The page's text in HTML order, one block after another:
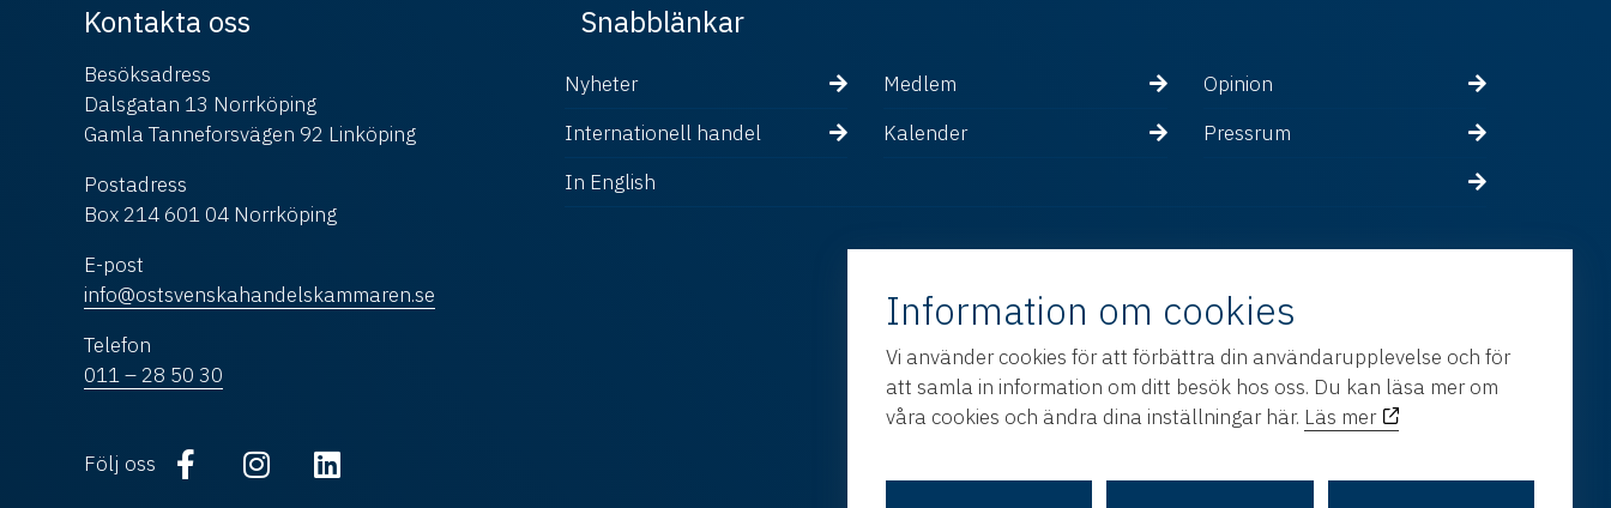
Kontakta oss
Besöksadress
Dalsgatan 13 Norrköping
Gamla Tanneforsvägen 92 Linköping
Postadress
Box 214 601 04 Norrköping
E-post
info@ostsvenskahandelskammaren.se
Telefon
011 – 28 50 30
Följ oss
Snabblänkar
Nyheter Medlem
Opinion
Internationell handel
Kalender
Pressrum
In English
Information om cookies
Vi använder cookies för att förbättra din användarupplevelse och för
att samla in information om ditt besök hos oss. Du kan läsa mer om
våra cookies och ändra dina inställningar här. Läs mer